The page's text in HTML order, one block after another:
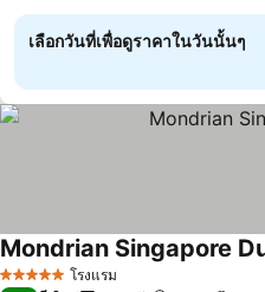
เลือกวันที่เพื่อดูราคาในวันนั้นๆ
5 ดาว โรงแรม
Mondrian Singapore